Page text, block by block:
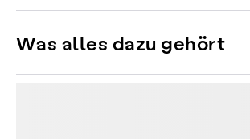
Was alles dazu gehört